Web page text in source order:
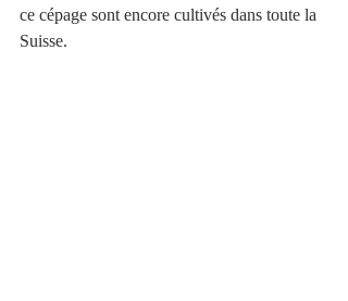
ce cépage sont encore cultivés dans toute la
Suisse.